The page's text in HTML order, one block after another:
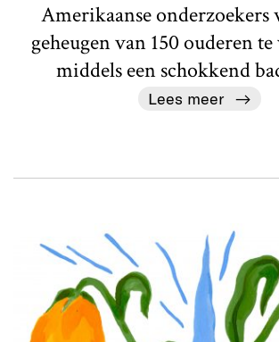
Amerikaanse onderzoekers
geheugen van 150 ouderen
middels een schokkend
Lees meer